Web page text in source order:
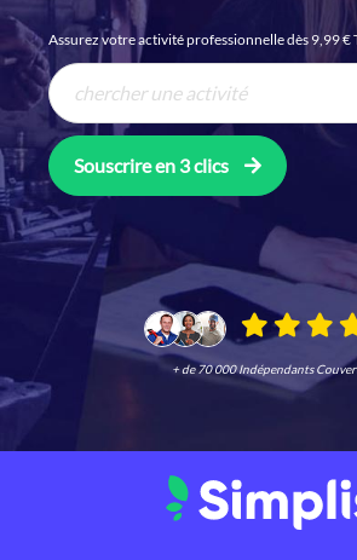
Assurez votre activité professionnelle dès 9,99 €
Souscrire en 3 clics
+ de 70 000 Indépendants